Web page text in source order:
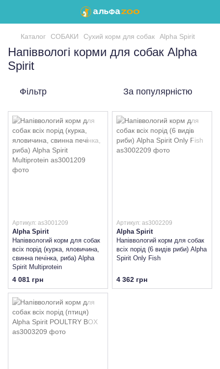
Каталог СОБАКИ Сухий корм для собак Alpha Spirit
Напіввологі корми для собак Alpha
Spirit
Фільтр За популярністю
Артикул: as3001209
Alpha Spirit
Напіввологий корм для собак
всіх порід (курка, яловичина,
свинна печінка, риба) Alpha
Spirit Multiprotein
4 081 грн
Артикул: as3002209
Alpha Spirit
Напіввологий корм для собак
всіх порід (6 видів риби) Alpha
Spirit Only Fish
4 362 грн